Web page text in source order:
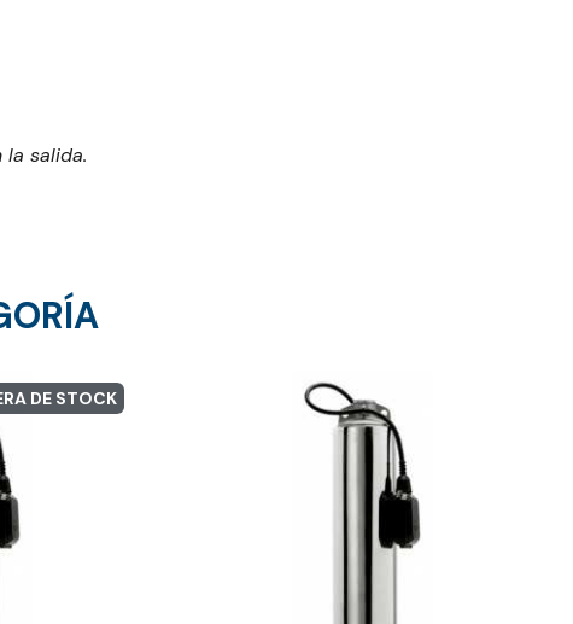
salida.
DE STOCK